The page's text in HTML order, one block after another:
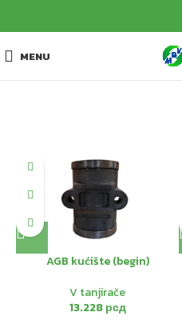
MENU
HOT
AGB kućište (begin)
V tanjirače
13.228рсд